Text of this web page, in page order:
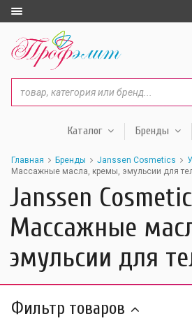
Каталог Бренды
Главная Бренды Janssen Cosmetics
Массажные масла, кремы, эмульсии для
Janssen
Массажные
эмульсии для
Фильтр товаров